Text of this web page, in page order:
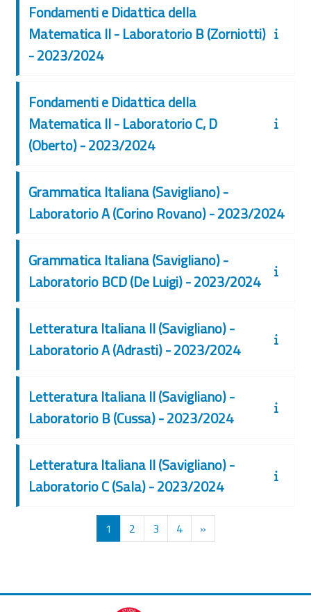
Fondamenti e Didattica della
Matematica II - Laboratorio B (Zorniotti)
- 2023/2024
Fondamenti e Didattica della
Matematica II - Laboratorio C, D
(Oberto) - 2023/2024
Grammatica Italiana (Savigliano) -
Laboratorio A (Corino Rovano) - 2023/2024
Grammatica Italiana (Savigliano) -
Laboratorio BCD (De Luigi) - 2023/2024
Letteratura Italiana II (Savigliano) -
Laboratorio A (Adrasti) - 2023/2024
Letteratura Italiana II (Savigliano) -
Laboratorio B (Cussa) - 2023/2024
Letteratura Italiana II (Savigliano) -
Laboratorio C (Sala) - 2023/2024
1 Pagina 1
2 Pagina 2
3Pagina 3
4Pagina 4
»Pagina successiva